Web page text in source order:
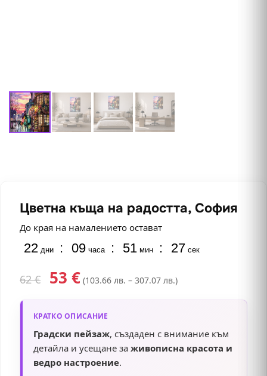
Цветна къща на радостта, София
До края на намалението остават
22 дни : 09 часа : 51 мин : 26 сек
62€ 53 € (103.66 лв. – 307.07 лв.)
КРАТКО ОПИСАНИЕ
Градски пейзаж, създаден с внимание към
детайла и усещане за живописна красота и
ведро настроение.